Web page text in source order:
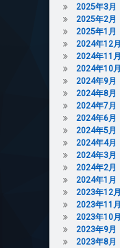
2025年3月
2025年2月
2025年1月
2024年12月
2024年11月
2024年10月
2024年9月
2024年8月
2024年7月
2024年6月
2024年5月
2024年4月
2024年3月
2024年2月
2024年1月
2023年12月
2023年11月
2023年10月
2023年9月
2023年8月